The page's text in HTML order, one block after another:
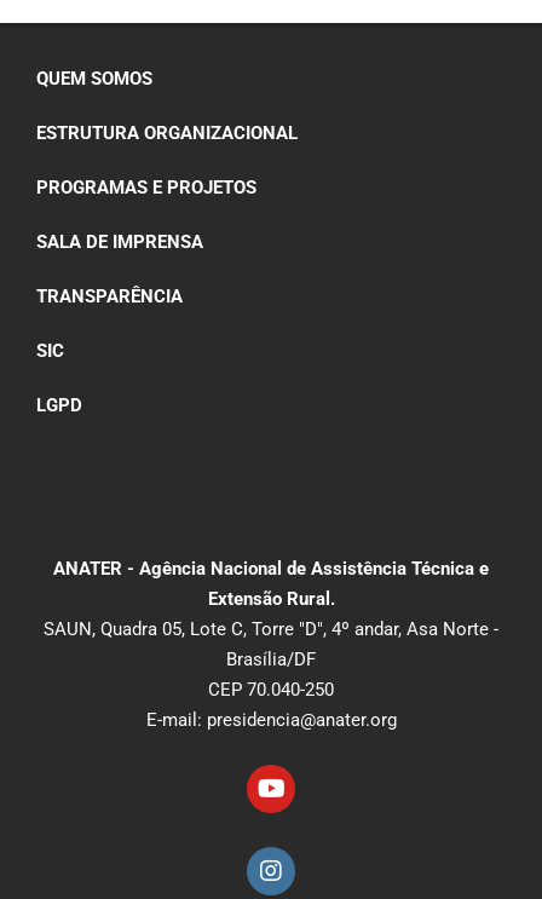
QUEM SOMOS
ESTRUTURA ORGANIZACIONAL
PROGRAMAS E PROJETOS
SALA DE IMPRENSA
TRANSPARÊNCIA
SIC
LGPD
ANATER - Agência Nacional de Assistência Técnica e
Extensão Rural.
SAUN, Quadra 05, Lote C, Torre "D", 4º andar, Asa Norte -
Brasília/DF
CEP 70.040-250
E-mail: presidencia@anater.org